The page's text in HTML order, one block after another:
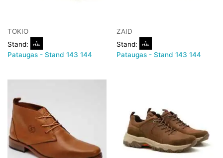
TOKIO
Stand:
Pataugas - Stand 143 144
ZAID
Stand:
Pataugas - Stand 143 144